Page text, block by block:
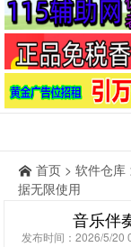
首页 > 软件仓库
据无限使用
音乐伴
发布时间：2026/5/